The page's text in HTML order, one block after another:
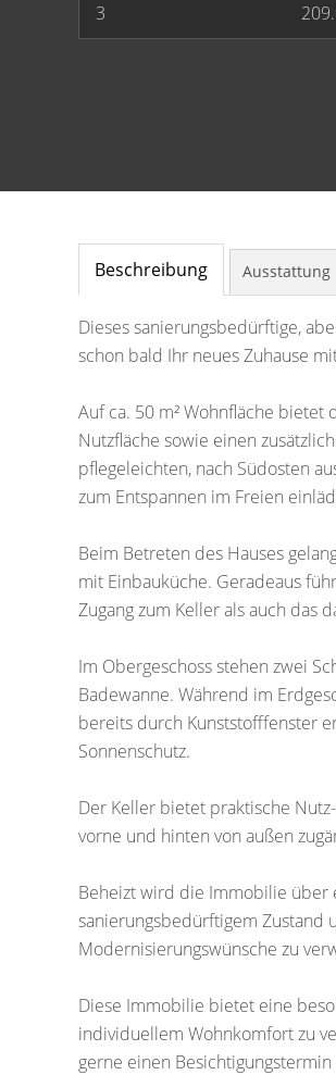
3
Beschreibung Ausstattung
Dieses sanierungsbedürftige,
schon bald Ihr neues Zuhause
Auf ca. 50 m² Wohnfläche
Nutzfläche sowie einen
pflegeleichten, nach Südosten
zum Entspannen im Freien
Beim Betreten des Hauses
mit Einbauküche. Geradeaus
Zugang zum Keller als auch das
Im Obergeschoss stehen zwei
Badewanne. Während im
bereits durch Kunststofffenster
Sonnenschutz.
Der Keller bietet praktische
vorne und hinten von außen
Beheizt wird die Immobilie über
sanierungsbedürftigem Zustand
Modernisierungswünsche zu
Diese Immobilie bietet eine
individuellem Wohnkomfort zu
gerne einen